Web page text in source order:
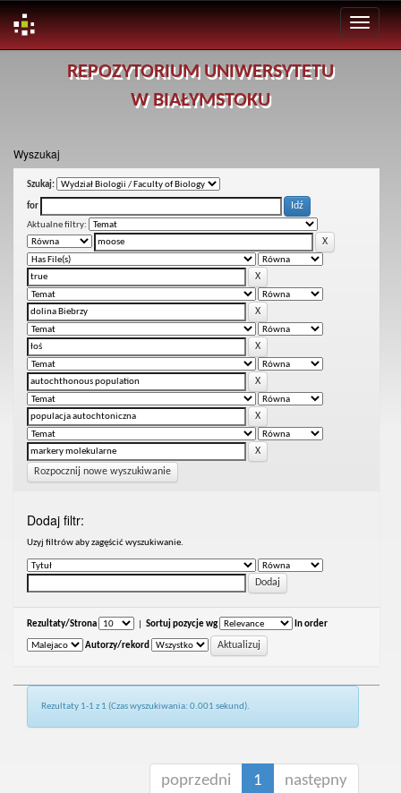
REPOZYTORIUM UNIWERSYTETU
W BIAŁYMSTOKU
Wyszukaj
Szukaj:
for
Aktualne filtry:
Rozpocznij nowe wyszukiwanie
Dodaj filtr:
Uzyj filtrów aby zagęścić wyszukiwanie.
Rezultaty/Strona Sortuj pozycje wg In order
Autorzy/rekord
Rezultaty 1-1 z 1 (Czas wyszukiwania: 0.001 sekund).
poprzedni 1 następny